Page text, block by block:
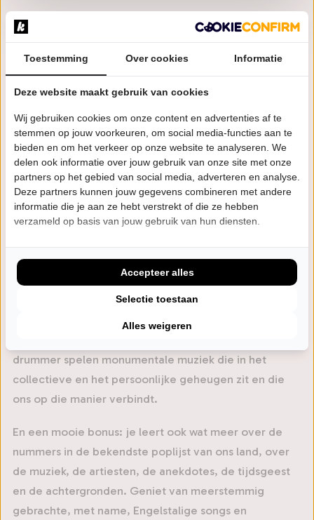
Over 2000 Unplugged
2000 Unplugged is het geweldige resultaat van een
combinatie tussen het beste van MTV Unplugged en
de grootste hits uit de Top2000.
Begin jaren ’90 was de tijd van MTV Unplugged waarbij
de grootste bands werden uitgedaagd om hun tracks in
een kleine akoestische setting te spelen. Deze
livesessies waren een groot succes evenals de
Top2000 op Radio 2.
De vierkoppige band 2000 Unplugged dompelt je in
een intieme setting onder in de sfeer van de MTV
Unplugged Sessions en de Top2000, die samen een
staalkaart vormen van de beste nummers die ooit zijn
drummer spelen monumentale muziek die in het
collectieve en het persoonlijke geheugen zit en die
ons op die manier verbindt.
En een mooie bonus: je leert ook wat meer over de
nummers in de bekendste poplijst van ons land, over
de muziek, de artiesten, de anekdotes, de tijdsgeest
en de achtergronden. Geniet van meerstemmig
gebrachte, met name, Engelstalige songs en
Toestemming Over cookies Informatie
Deze website maakt gebruik van cookies
Wij gebruiken cookies om onze content en advertenties af te
stemmen op jouw voorkeuren, om social media-functies aan te
bieden en om het verkeer op onze website te analyseren. We
delen ook informatie over jouw gebruik van onze site met onze
partners op het gebied van social media, adverteren en analyse.
Deze partners kunnen jouw gegevens combineren met andere
informatie die je aan ze hebt verstrekt of die ze hebben
verzameld op basis van jouw gebruik van hun diensten.
Alles weigeren
Selectie toestaan
Accepteer alles